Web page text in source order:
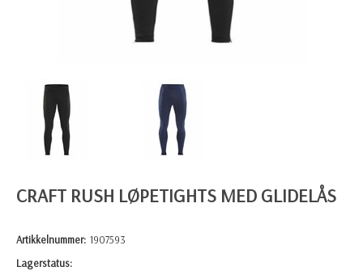
CRAFT RUSH LØPETIGHTS MED GLIDELÅS
Artikkelnummer: 1907593
Lagerstatus: